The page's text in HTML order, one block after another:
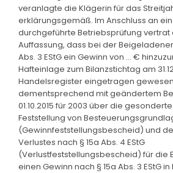
veranlagte die Klägerin für das
erklärungsgemäß. Im Anschluss an
durchgeführte Betriebsprüfung vertrat
Auffassung, dass bei der
Abs. 3 EStG ein Gewinn von ... €
Hafteinlage zum Bilanzstichtag am
Handelsregister eingetragen gewesen
dementsprechend mit geändertem
01.10.2015 für 2003 über die
Feststellung von
(Gewinnfeststellungsbescheid) und
Verlustes nach § 15a Abs. 4 EStG
(Verlustfeststellungsbescheid) für die
einen Gewinn nach § 15a Abs. 3 EStG